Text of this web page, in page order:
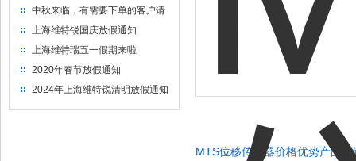
中秋来临，有需要下单的客户请
提前下单
上海维特锐国庆放假通知
上海维特瑞五一假期来啦
2020年春节放假通知
2024年上海维特锐清明放假通知
MTS位移传感器价格优势产品概